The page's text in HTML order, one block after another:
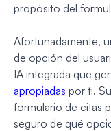
propósito del
Afortunadamente,
de opción del
IA integrada que
apropiadas por ti.
formulario de citas
seguro de qué